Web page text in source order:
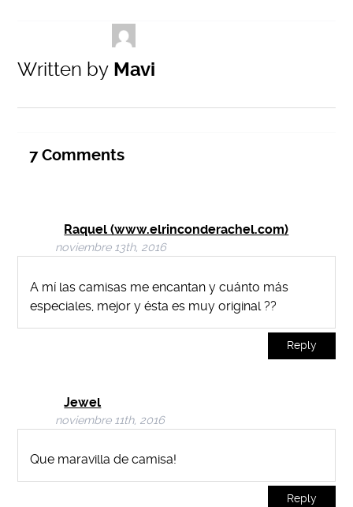
Written by Mavi
7Comments
Raquel (www.elrinconderachel.com)
noviembre 13th, 2016
A mí las camisas me encantan y cuánto más
especiales, mejor y ésta es muy original ??
Reply
Jewel
noviembre 11th, 2016
Que maravilla de camisa!
Reply